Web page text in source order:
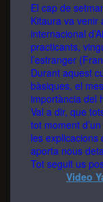
El cap de
Kitaura va venir
internacional
practicants,
l’estranger
Durant aquest
bàsiques, el
importància del
Val a dir, que
tot moment
les
aporta nous
Tot seguit us
Video
functionality
will
disappear
from the
website.
Marketing
By sharing
your
interests
and